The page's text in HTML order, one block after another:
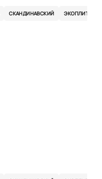
СКАНДИНАВСКИЙ ЭКОПЛИТА